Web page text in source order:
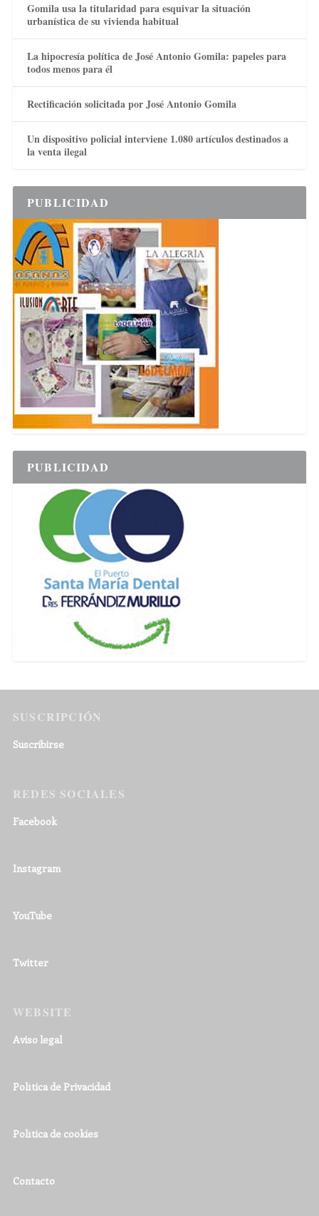
Gomila usa la titularidad para esquivar la situación
urbanística de su vivienda habitual
La hipocresía política de José Antonio Gomila: papeles para
todos menos para él
Rectificación solicitada por José Antonio Gomila
Un dispositivo policial interviene 1.080 artículos destinados a
la venta ilegal
PUBLICIDAD
PUBLICIDAD
SUSCRIPCIÓN
Suscribirse
REDES SOCIALES
Facebook
Instagram
YouTube
Twitter
WEBSITE
Aviso legal
Política de Privacidad
Política de cookies
Contacto